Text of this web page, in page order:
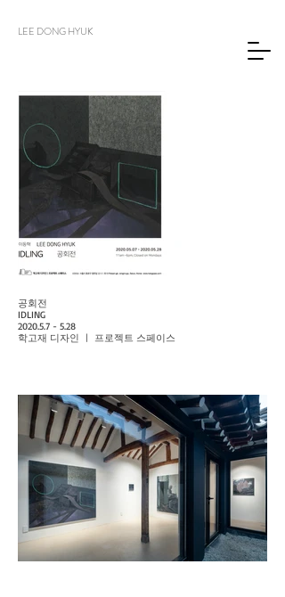
LEE DONG HYUK
공회전
IDLING
2020.5.7 - 5.28
학고재 디자인 ㅣ 프로젝트 스페이스